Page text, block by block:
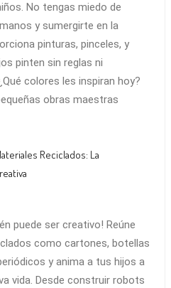
No tengas miedo de
y sumergirte en la
pinturas, pinceles, y
pinten sin reglas ni
colores les inspiran hoy?
obras maestras
Reciclados: La
puede ser creativo! Reúne
como cartones, botellas
y anima a tus hijos a
vida. Desde construir robots